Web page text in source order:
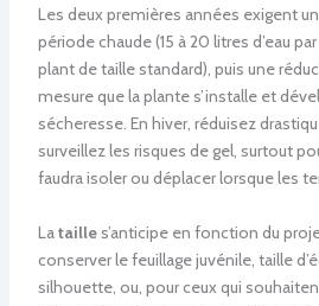
Les deux premières années exigent
période chaude (15 à 20 litres d’eau
plant de taille standard), puis une
mesure que la plante s’installe et
sécheresse. En hiver, réduisez
surveillez les risques de gel, surtout
faudra isoler ou déplacer lorsque les
Latailles’anticipe en fonction du
conserver le feuillage juvénile, taille
silhouette, ou, pour ceux qui